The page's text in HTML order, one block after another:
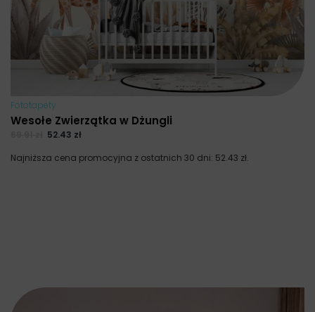
Fototapety
Wesołe Zwierzątka w Dżungli
52.43 zł
Najniższa cena promocyjna z ostatnich 30 dni: 52.43 zł.